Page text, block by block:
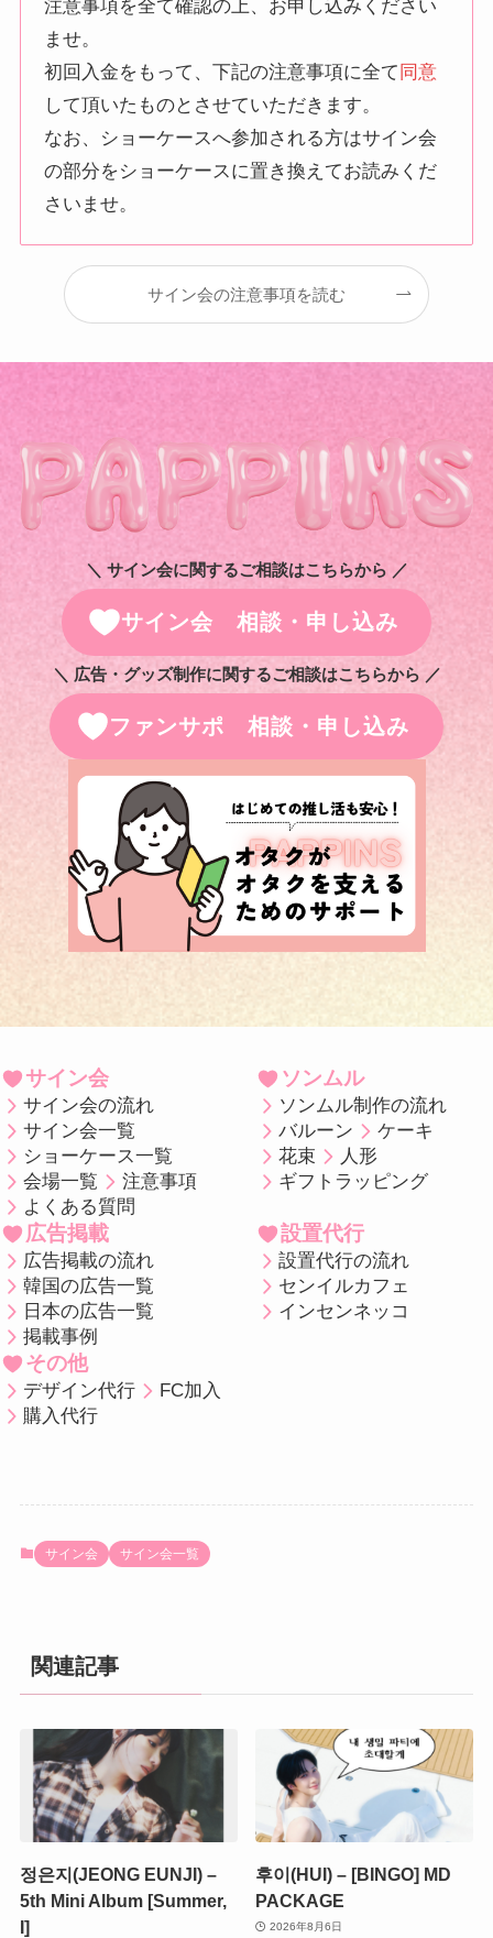
注意事項を全て確認の上、お申し込みください
ませ。
初回入金をもって、下記の注意事項に全て 同意
して頂いたものとさせていただきます。
なお、ショーケースへ参加される方はサイン会
の部分をショーケースに置き換えてお読みくだ
さいませ。
サイン会の注意事項を読む
＼ サイン会に関するご相談はこちらから ／
サイン会 相談・申し込み
＼ 広告・グッズ制作に関するご相談はこちらから ／
ファンサポ 相談・申し込み
サイン会
サイン会の流れ
サイン会一覧
ショーケース一覧
会場一覧
注意事項
よくある質問
ソンムル
ソンムル制作の流れ
バルーン
ケーキ
花束
人形
ギフトラッピング
広告掲載
広告掲載の流れ
韓国の広告一覧
日本の広告一覧
掲載事例
設置代行
設置代行の流れ
センイルカフェ
インセンネッコ
その他
デザイン代行
FC加入
購入代行
サイン会 サイン会一覧
関連記事
정은지(JEONG EUNJI) –
5th Mini Album [Summer,
I]
후이(HUI) – [BINGO] MD
PACKAGE
2026年8月6日